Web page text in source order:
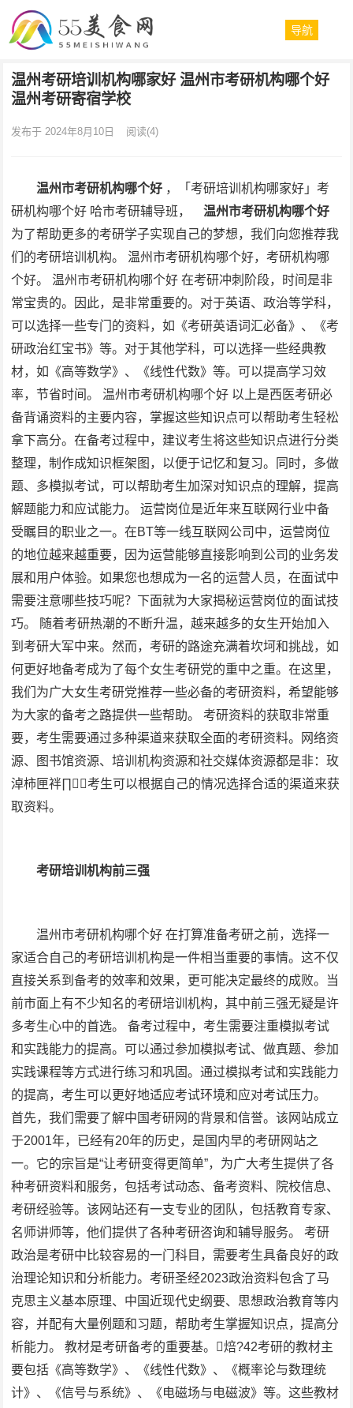
导航
温州考研培训机构哪家好 温州市考研机构哪个好
温州考研寄宿学校
发布于 2024年8月10日 阅读(4)
温州市考研机构哪个好 ，「考研培训机构哪家好」考
研机构哪个好 哈市考研辅导班，
温州市考研机构哪个好
为了帮助更多的考研学子实现自己的梦想，我们向您推荐我
们的考研培训机构。 温州市考研机构哪个好，考研机构哪
个好。 温州市考研机构哪个好 在考研冲刺阶段，时间是非
常宝贵的。因此，是非常重要的。对于英语、政治等学科，
可以选择一些专门的资料，如《考研英语词汇必备》、《考
研政治红宝书》等。对于其他学科，可以选择一些经典教
材，如《高等数学》、《线性代数》等。可以提高学习效
率，节省时间。 温州市考研机构哪个好 以上是西医考研必
备背诵资料的主要内容，掌握这些知识点可以帮助考生轻松
拿下高分。在备考过程中，建议考生将这些知识点进行分类
整理，制作成知识框架图，以便于记忆和复习。同时，多做
题、多模拟考试，可以帮助考生加深对知识点的理解，提高
解题能力和应试能力。 运营岗位是近年来互联网行业中备
受瞩目的职业之一。在BT等一线互联网公司中，运营岗位
的地位越来越重要，因为运营能够直接影响到公司的业务发
展和用户体验。如果您也想成为一名的运营人员，在面试中
需要注意哪些技巧呢？下面就为大家揭秘运营岗位的面试技
巧。 随着考研热潮的不断升温，越来越多的女生开始加入
到考研大军中来。然而，考研的路途充满着坎坷和挑战，如
何更好地备考成为了每个女生考研党的重中之重。在这里，
我们为广大女生考研党推荐一些必备的考研资料，希望能够
为大家的备考之路提供一些帮助。 考研资料的获取非常重
要，考生需要通过多种渠道来获取全面的考研资料。网络资
源、图书馆资源、培训机构资源和社交媒体资源都是非：玫
淖柿匣袢∏，考生可以根据自己的情况选择合适的渠道来获
取资料。
考研培训机构前三强
温州市考研机构哪个好 在打算准备考研之前，选择一
家适合自己的考研培训机构是一件相当重要的事情。这不仅
直接关系到备考的效率和效果，更可能决定最终的成败。当
前市面上有不少知名的考研培训机构，其中前三强无疑是许
多考生心中的首选。 备考过程中，考生需要注重模拟考试
和实践能力的提高。可以通过参加模拟考试、做真题、参加
实践课程等方式进行练习和巩固。通过模拟考试和实践能力
的提高，考生可以更好地适应考试环境和应对考试压力。
首先，我们需要了解中国考研网的背景和信誉。该网站成立
于2001年，已经有20年的历史，是国内早的考研网站之
一。它的宗旨是“让考研变得更简单”，为广大考生提供了各
种考研资料和服务，包括考试动态、备考资料、院校信息、
考研经验等。该网站还有一支专业的团队，包括教育专家、
名师讲师等，他们提供了各种考研咨询和辅导服务。 考研
政治是考研中比较容易的一门科目，需要考生具备良好的政
治理论知识和分析能力。考研圣经2023政治资料包含了马
克思主义基本原理、中国近现代史纲要、思想政治教育等内
容，并配有大量例题和习题，帮助考生掌握知识点，提高分
析能力。 教材是考研备考的重要基。焙?42考研的教材主
要包括《高等数学》、《线性代数》、《概率论与数理统
计》、《信号与系统》、《电磁场与电磁波》等。这些教材